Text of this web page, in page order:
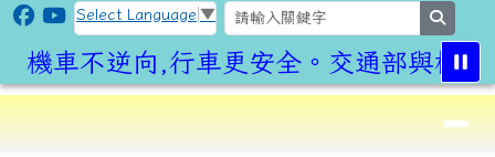
跳至主內容區
CLPS Site
Select Language ▼
機車不逆向,行車更安全。交通部與桃園
⏸
導覽列